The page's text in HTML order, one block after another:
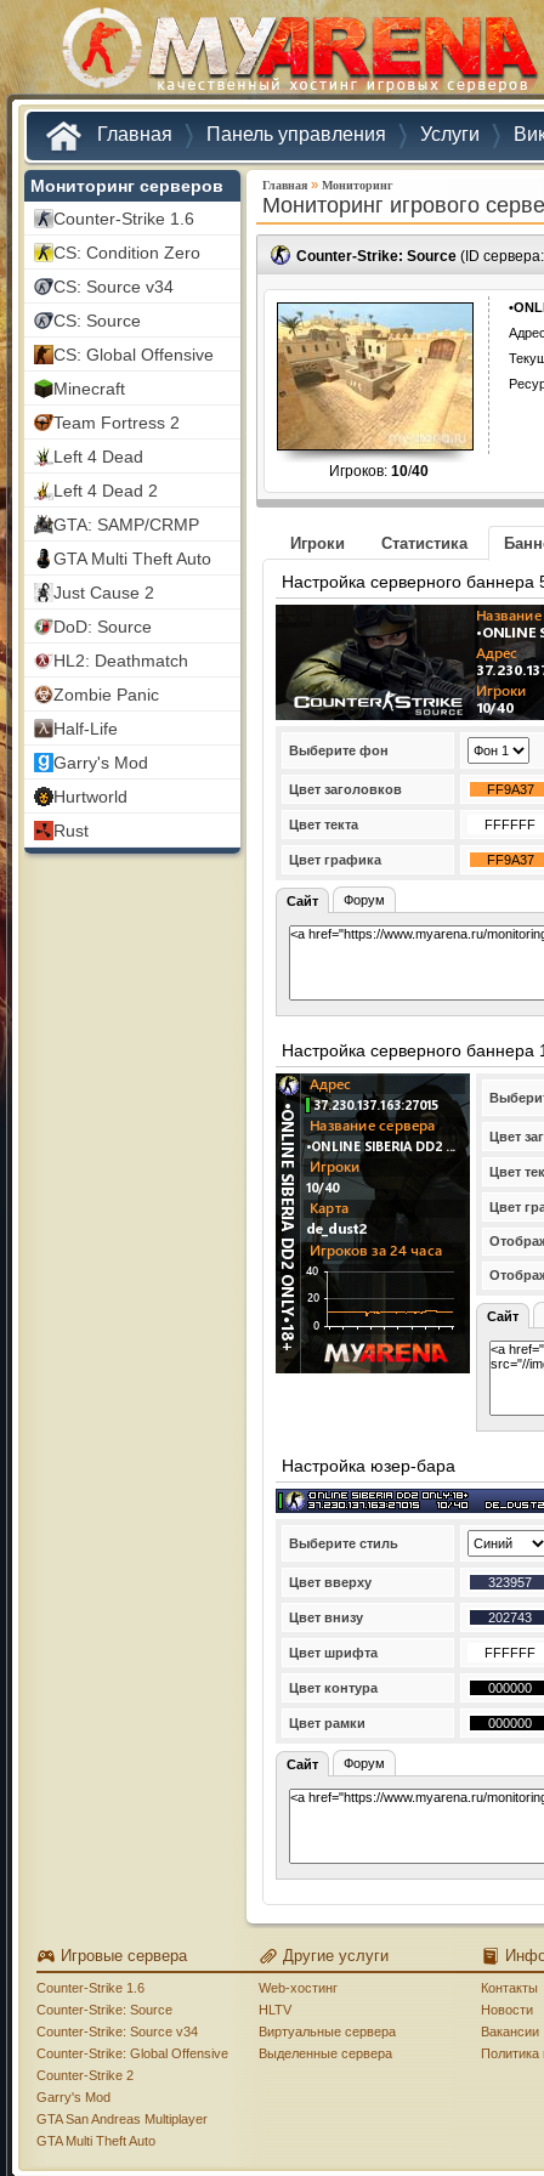
Главная Панель управления Услуги
Мониторинг серверов
Counter-Strike 1.6
CS: Condition Zero
CS: Source v34
CS: Source
CS: Global Offensive
Minecraft
Team Fortress 2
Left 4 Dead
Left 4 Dead 2
GTA: SAMP/CRMP
GTA Multi Theft Auto
Just Cause 2
DoD: Source
HL2: Deathmatch
Zombie Panic
Half-Life
Garry's Mod
Hurtworld
Rust
Главная » Мониторинг
Мониторинг игрового
Counter-Strike: Source (ID
Игроков: 10/40
Игроки Статистика
Настройка серверного баннера
Выберите фон
Цвет заголовков
Цвет текта
Цвет графика
Сайт Форум
Настройка серверного баннера
Цвет
Цвет
Цвет
Сайт
Настройка юзер-бара
Выберите стиль
Цвет вверху
Цвет внизу
Цвет шрифта
Цвет контура
Цвет рамки
Сайт Форум
Игровые сервера
Counter-Strike 1.6
Counter-Strike: Source
Counter-Strike: Source v34
Counter-Strike: Global Offensive
Counter-Strike 2
Garry's Mod
GTA San Andreas Multiplayer
GTA Multi Theft Auto
Другие услуги
Web-хостинг
HLTV
Виртуальные сервера
Выделенные сервера
Контакты
Новости
Вакансии
Политика